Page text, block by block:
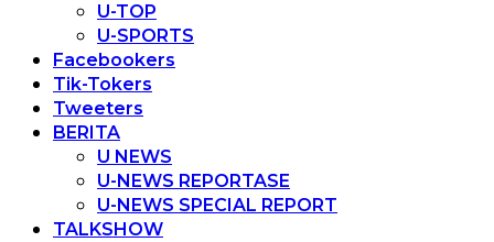
U-TOP
U-SPORTS
Facebookers
Tik-Tokers
Tweeters
BERITA
U NEWS
U-NEWS REPORTASE
U-NEWS SPECIAL REPORT
TALKSHOW